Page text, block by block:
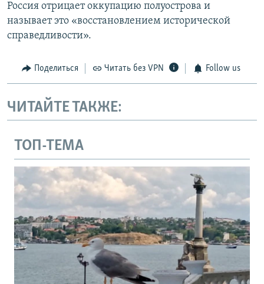
Россия отрицает оккупацию полуострова и
называет это «восстановлением исторической
справедливости».
Поделиться Читать без VPN Follow us
ЧИТАЙТЕ ТАКЖЕ:
ТОП-ТЕМА